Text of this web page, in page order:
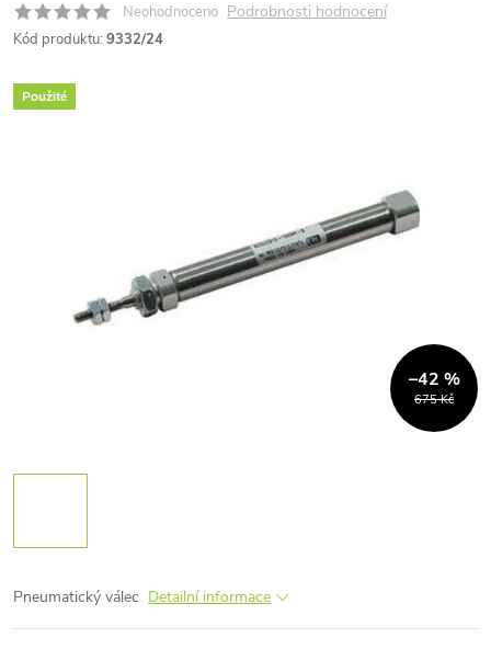
Neohodnoceno Podrobnosti hodnocení
Kód produktu: 9332/24
Použité
675 Kč
–42 %
Pneumatický válec Detailní informace